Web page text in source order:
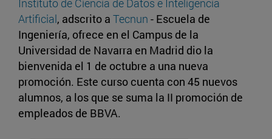
Instituto de Ciencia de Datos e Inteligencia
Artificial, adscrito a Tecnun - Escuela de
Ingeniería, ofrece en el Campus de la
Universidad de Navarra en Madrid dio la
bienvenida el 1 de octubre a una nueva
promoción. Este curso cuenta con 45 nuevos
alumnos, a los que se suma la II promoción de
empleados de BBVA.